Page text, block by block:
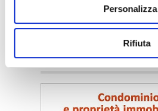
Personalizza
Rifiuta
〉 Notizie e Banche dati